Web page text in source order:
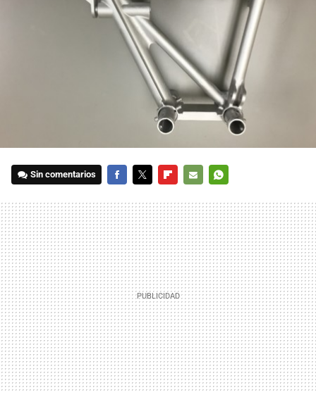
Sin comentarios
MAIL